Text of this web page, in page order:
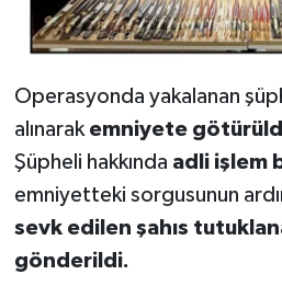
Operasyonda yakalanan
alınarak emniyete
Şüpheli hakkında adli işlem
emniyetteki sorgusunun
sevk edilen şahıs
gönderildi.
BİLİM VE TEKNOLOJİ
YARIŞMALAR
TANITIM
HABERDE İNSAN